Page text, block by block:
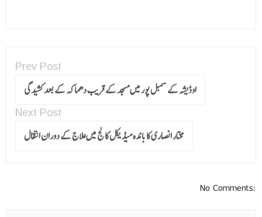
Prev Post
اوڈیشہ کے سمبل پور میں مسجد کے قریب دھماکہ کے بعد کشیدگی
Next Post
مختار انصاری کا باندہ میڈیکل کالج میں علاج کے دوران انتقال
No Comments: